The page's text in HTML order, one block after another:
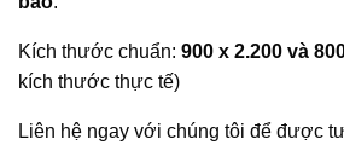
Kích thước chuẩn: 900 x 2.200 và
kích thước thực tế)
Liên hệ ngay với chúng tôi để được